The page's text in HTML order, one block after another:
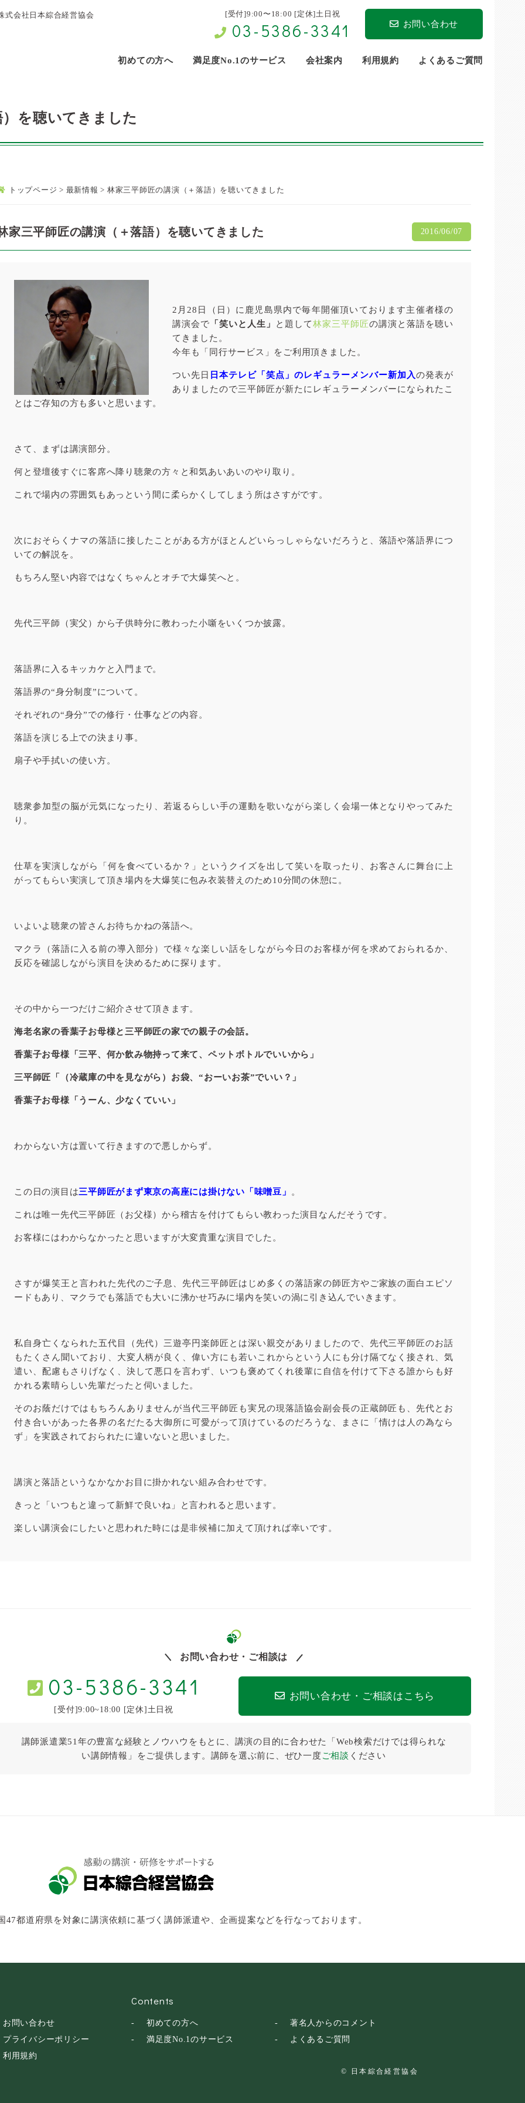
式会社日本綜合経営協会 [受付]9:00〜18:00 [定休]土日祝
03-5386-3341 お問い合わせ
初めての方へ 満足度No.1のサービス 会社案内 利用規約 よくあるご質問
を聴いてきました
トップページ > 最新情報 > 林家三平師匠の講演（＋落語）を聴いてきました
家三平師匠の講演（＋落語）を聴いてきました 2016/06/07
2月28日（日）に鹿児島県内で毎年開催頂いております主催者様の
講演会で 「笑いと人生」 と題して林家三平師匠の講演と落語を聴い
てきました。
今年も「同行サービス」をご利用頂きました。
つい先日 日本テレビ「笑点」のレギュラーメンバー新加入の発表が
ありましたので三平師匠が新たにレギュラーメンバーになられたこ
とはご存知の方も多いと思います。
さて、まずは講演部分。
何と登壇後すぐに客席へ降り聴衆の方々と和気あいあいのやり取り。
これで場内の雰囲気もあっという間に柔らかくしてしまう所はさすがです。
次におそらくナマの落語に接したことがある方がほとんどいらっしゃらないだろうと、落語や落語界につ
いての解説を。
もちろん堅い内容ではなくちゃんとオチで大爆笑へと。
先代三平師（実父）から子供時分に教わった小噺をいくつか披露。
落語界に入るキッカケと入門まで。
落語界の“身分制度”について。
それぞれの“身分”での修行・仕事などの内容。
落語を演じる上での決まり事。
扇子や手拭いの使い方。
聴衆参加型の脳が元気になったり、若返るらしい手の運動を歌いながら楽しく会場一体となりやってみた
り。
仕草を実演しながら「何を食べているか？」というクイズを出して笑いを取ったり、お客さんに舞台に上
がってもらい実演して頂き場内を大爆笑に包み衣装替えのため10分間の休憩に。
いよいよ聴衆の皆さんお待ちかねの落語へ。
マクラ（落語に入る前の導入部分）で様々な楽しい話をしながら今日のお客様が何を求めておられるか、
反応を確認しながら演目を決めるために探ります。
その中から一つだけご紹介させて頂きます。
海老名家の香葉子お母様と三平師匠の家での親子の会話。
香葉子お母様「三平、何か飲み物持って来て、ペットボトルでいいから」
三平師匠「（冷蔵庫の中を見ながら）お袋、“おーいお茶”でいい？」
香葉子お母様「うーん、少なくていい」
わからない方は置いて行きますので悪しからず。
この日の演目は三平師匠がまず東京の高座には掛けない「味噌豆」 。
これは唯一先代三平師匠（お父様）から稽古を付けてもらい教わった演目なんだそうです。
お客様にはわからなかったと思いますが大変貴重な演目でした。
さすが爆笑王と言われた先代のご子息、先代三平師匠はじめ多くの落語家の師匠方やご家族の面白エピソ
ードもあり、マクラでも落語でも大いに沸かせ巧みに場内を笑いの渦に引き込んでいきます。
私自身亡くなられた五代目（先代）三遊亭円楽師匠とは深い親交がありましたので、先代三平師匠のお話
もたくさん聞いており、大変人柄が良く、偉い方にも若いこれからという人にも分け隔てなく接され、気
遣い、配慮もさりげなく、決して悪口を言わず、いつも褒めてくれ後輩に自信を付けて下さる誰からも好
かれる素晴らしい先輩だったと伺いました。
そのお蔭だけではもちろんありませんが当代三平師匠も実兄の現落語協会副会長の正蔵師匠も、先代とお
付き合いがあった各界の名だたる大御所に可愛がって頂けているのだろうな、まさに「情けは人の為なら
ず」を実践されておられたに違いないと思いました。
講演と落語というなかなかお目に掛かれない組み合わせです。
きっと「いつもと違って新鮮で良いね」と言われると思います。
楽しい講演会にしたいと思われた時には是非候補に加えて頂ければ幸いです。
お問い合わせ・ご相談は
03-5386-3341
[受付]9:00~18:00 [定休]土日祝
お問い合わせ・ご相談はこちら
講師派遣業51年の豊富な経験とノウハウをもとに、講演の目的に合わせた「Web検索だけでは得られな
い講師情報」をご提供します。講師を選ぶ前に、ぜひ⼀度ご相談 ください
47都道府県を対象に講演依頼に基づく講師派遣や、企画提案などを行なっております。
お問い合わせ
プライバシーポリシー
利用規約
Contents
初めての方へ
満足度No.1のサービス
著名人からのコメント
よくあるご質問
© 日本綜合経営協会